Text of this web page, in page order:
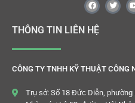
THÔNG TIN LIÊN HỆ
CÔNG TY TNHH KỸ THUẬT CÔNG
Trụ sở: Số 18 Đức Diễn, phường